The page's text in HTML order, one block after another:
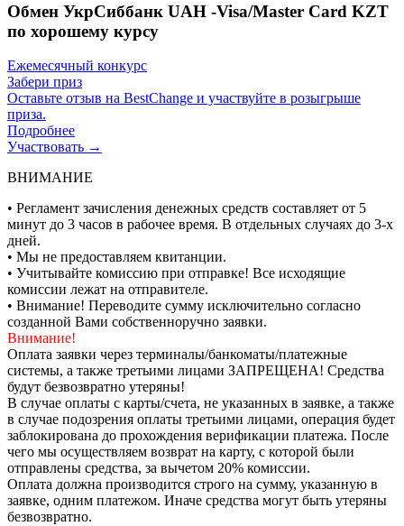
Обмен УкрСиббанк UAH -Visa/Master Card KZT
по хорошему курсу
Ежемесячный конкурс
Забери приз
Оставьте отзыв на BestChange и участвуйте в розыгрыше
приза.
Подробнее
Участвовать →
ВНИМАНИЕ
• Регламент зачисления денежных средств составляет от 5
минут до 3 часов в рабочее время. В отдельных случаях до 3-х
дней.
• Мы не предоставляем квитанции.
• Учитывайте комиссию при отправке! Все исходящие
комиссии лежат на отправителе.
• Внимание! Переводите сумму исключительно согласно
созданной Вами собственноручно заявки.
Внимание!
Оплата заявки через терминалы/банкоматы/платежные
системы, а также третьими лицами ЗАПРЕЩЕНА! Средства
будут безвозвратно утеряны!
В случае оплаты с карты/счета, не указанных в заявке, а также
в случае подозрения оплаты третьими лицами, операция будет
заблокирована до прохождения верификации платежа. После
чего мы осуществляем возврат на карту, с которой были
отправлены средства, за вычетом 20% комиссии.
Оплата должна производится строго на сумму, указанную в
заявке, одним платежом. Иначе средства могут быть утеряны
безвозвратно.